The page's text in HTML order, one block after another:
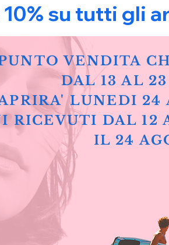
su tutti gli
VENDITA
DAL 13 AL
LUNEDI 24
RICEVUTI DAL 12
IL 24